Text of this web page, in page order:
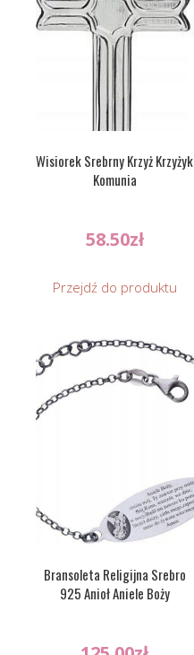
Wisiorek Srebrny Krzyż Krzyżyk
Komunia
58.50zł
Przejdź do produktu
Bransoleta Religijna Srebro
925 Anioł Aniele Boży